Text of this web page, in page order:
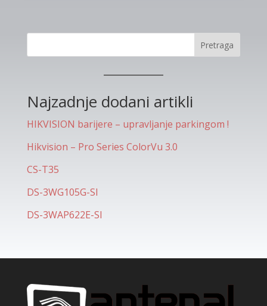
Pretraga
Najzadnje dodani artikli
HIKVISION barijere – upravljanje parkingom !
Hikvision – Pro Series ColorVu 3.0
CS-T35
DS-3WG105G-SI
DS-3WAP622E-SI